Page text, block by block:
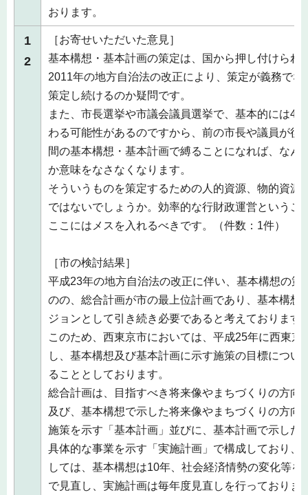
おります。
1
2
［お寄せいただいた意見］
基本構想・基本計画の策定は、国から押し付けられ
2011年の地方自治法の改正により、策定が義務で
策定し続けるのか疑問です。
また、市長選挙や市議会議員選挙で、基本的には4
わる可能性があるのですから、前の市長や議員が後
間の基本構想・基本計画で縛ることになれば、なん
か意味をなさなくなります。
そういうものを策定するための人的資源、物的資源
ではないでしょうか。効率的な行財政運営というこ
ここにはメスを入れるべきです。（件数：1件）
［市の検討結果］
平成23年の地方自治法の改正に伴い、基本構想の策
のの、総合計画が市の最上位計画であり、基本構想
ジョンとして引き続き必要であると考えております
このため、西東京市においては、平成25年に西東京
し、基本構想及び基本計画に示す施策の目標につい
ることとしております。
総合計画は、目指すべき将来像やまちづくりの方向
及び、基本構想で示した将来像やまちづくりの方向
施策を示す「基本計画」並びに、基本計画で示した
具体的な事業を示す「実施計画」で構成しており、
しては、基本構想は10年、社会経済情勢の変化等を
で見直し、実施計画は毎年度見直しを行っておりま